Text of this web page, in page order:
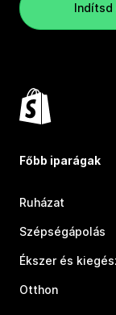
Indítsd
Főbb iparágak
Ruházat
Szépségápolás
Ékszer és
Otthon